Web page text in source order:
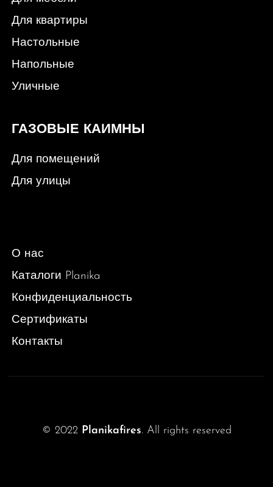
Для квартиры
Настольные
Напольные
Уличные
ГАЗОВЫЕ КАИМНЫ
Для помещений
Для улицы
О нас
Каталоги Planika
Конфиденциальность
Сертификаты
Контакты
© 2022Planikafires. All rights reserved